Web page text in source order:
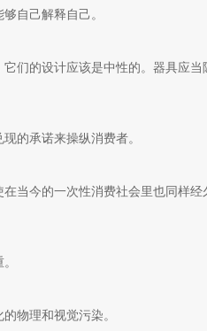
自己解释自己。
们的设计应该是中性的。器具应当
的承诺来操纵消费者。
当今的一次性消费社会里也同样经
物理和视觉污染。